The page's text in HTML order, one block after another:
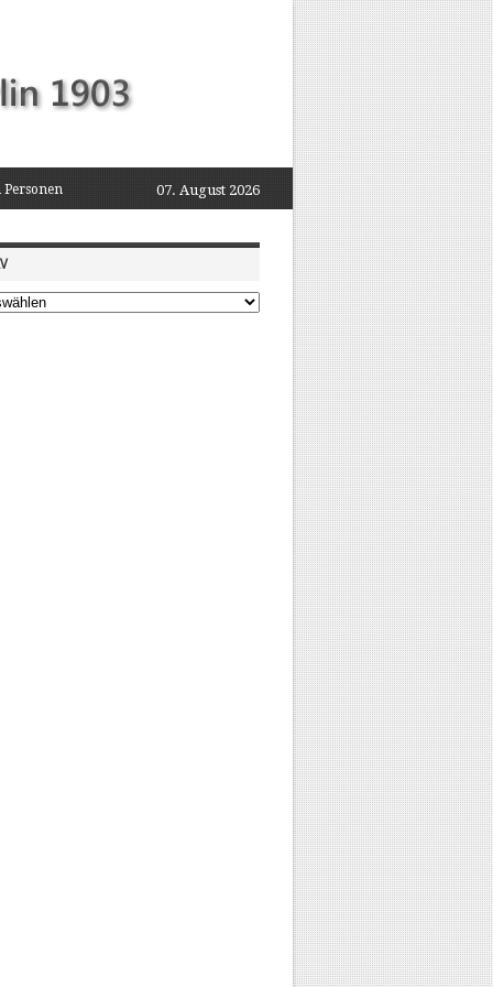
07. August 2026
Personen